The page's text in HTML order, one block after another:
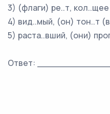
3) (флаги) ре..т,
4) вид..мый, (он) тон..т
5) раста..вший, (они)
Ответ: